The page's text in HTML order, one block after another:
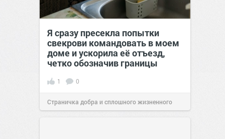
Я сразу пресекла попытки
свекрови командовать в моем
доме и ускорила её отъезд,
четко обозначив границы
1 0
Страничка добра и сплошного жизненного